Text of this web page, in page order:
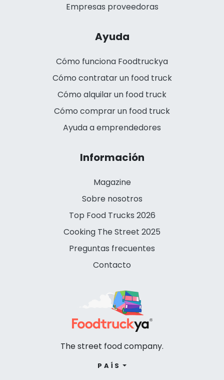
Empresas proveedoras
Ayuda
Cómo funciona Foodtruckya
Cómo contratar un food truck
Cómo alquilar un food truck
Cómo comprar un food truck
Ayuda a emprendedores
Información
Magazine
Sobre nosotros
Top Food Trucks 2026
Cooking The Street 2025
Preguntas frecuentes
Contacto
The street food company.
PAÍS